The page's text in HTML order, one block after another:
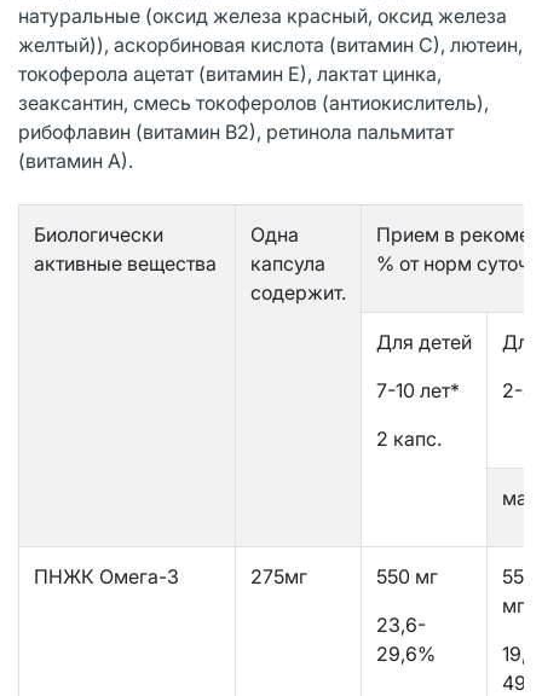
натуральные (оксид железа красный, оксид железа
желтый)), аскорбиновая кислота (витамин С), лютеин,
токоферола ацетат (витамин Е), лактат цинка,
зеаксантин, смесь токоферолов (антиокислитель),
рибофлавин (витамин В2), ретинола пальмитат
(витамин А).
Биологически
активные вещества
Одна
капсула
содержит.
Прием в
% от норм
Для детей
7-10 лет*
2 капс.
Для
2-4
ПНЖК Омега-3 275мг
550 мг
23,6-
29,6%
мг